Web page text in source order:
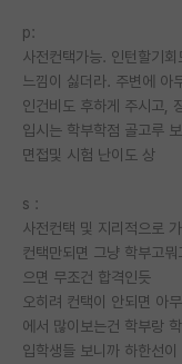
취업 게시판
임용 후기 게시판
PI 전용 게시판
특수/전문대학원
반도체/AI 게시판
장학금/장학생 게
p:
사전컨택가능. 인턴할기
느낌이 싫더라. 주변에 아
인건비도 후하게 주시고,
입시는 학부학점 골고루
면접및 시험 난이도 상
s :
사전컨택 및 지리적으로
컨택만되면 그냥 학부고
으면 무조건 합격인듯
오히려 컨택이 안되면 아
에서 많이보는건 학부랑
입학생들 보니까 하한선